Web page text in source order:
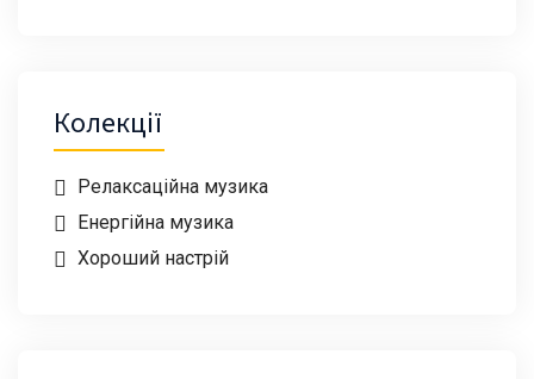
Колекції
Релаксаційна музика
Енергійна музика
Хороший настрій